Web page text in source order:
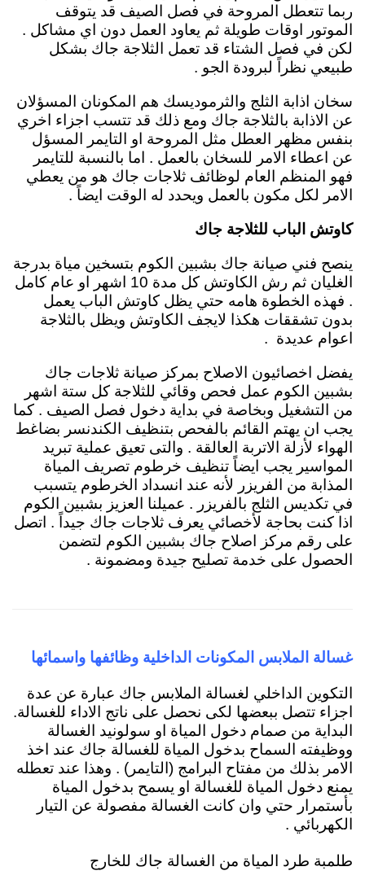
ربما تتعطل المروحة في فصل الصيف قد يتوقف
الموتور اوقات طويلة ثم يعاود العمل دون اي مشاكل .
لكن في فصل الشتاء قد تعمل الثلاجة جاك بشكل
طبيعي نظراً لبرودة الجو .
سخان اذابة الثلج والثرموديسك هم المكونان المسؤلان
عن الاذابة بالثلاجة جاك ومع ذلك قد تتسب اجزاء اخري
بنفس مظهر العطل مثل المروحة او التايمر المسؤل
عن اعطاء الامر للسخان بالعمل . اما بالنسبة للتايمر
فهو المنظم العام لوظائف ثلاجات جاك هو من يعطي
الامر لكل مكون بالعمل ويحدد له الوقت ايضاً .
كاوتش الباب للثلاجة جاك
ينصح فني صيانة جاك بشبين الكوم بتسخين مياة بدرجة
الغليان ثم رش الكاوتش كل مدة 10 اشهر او عام كامل
. فهذه الخطوة هامه حتي يظل كاوتش الباب يعمل
بدون تشققات هكذا لايجف الكاوتش ويظل بالثلاجة
اعوام عديدة .
يفضل اخصائيون الاصلاح بمركز صيانة ثلاجات جاك
بشبين الكوم عمل فحص وقائي للثلاجة كل ستة اشهر
من التشغيل وبخاصة في بداية دخول فصل الصيف . كما
يجب ان يهتم القائم بالفحص بتنظيف الكندنسر بضاغط
الهواء لأزلة الاتربة العالقة . والتى تعيق عملية تبريد
المواسير يجب ايضاً تنظيف خرطوم تصريف المياة
المذابة من الفريزر لأنه عند انسداد الخرطوم يتسبب
في تكديس الثلج بالفريزر . عميلنا العزيز بشبين الكوم
اذا كنت بحاجة لأخصائي يعرف ثلاجات جاك جيداً . اتصل
على رقم مركز اصلاح جاك بشبين الكوم لتضمن
الحصول على خدمة تصليح جيدة ومضمونة .
غسالة الملابس المكونات الداخلية وظائفها واسمائها
التكوين الداخلي لغسالة الملابس جاك عبارة عن عدة
اجزاء تتصل ببعضها لكى نحصل على ناتج الاداء للغسالة.
البداية من صمام دخول المياة او سولونيد الغسالة
ووظيفته السماح بدخول المياة للغسالة جاك عند اخذ
الامر بذلك من مفتاح البرامج (التايمر) . وهذا عند تعطله
يمنع دخول المياة للغسالة او يسمح بدخول المياة
بأستمرار حتي وان كانت الغسالة مفصولة عن التيار
الكهربائي .
طلمبة طرد المياة من الغسالة جاك للخارج